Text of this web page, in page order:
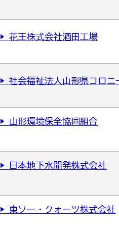
▶ 花王株式会社酒田工場
▶ 社会福祉法人山形県コロニ
▶ 山形環境保全協同組合
▶ 日本地下水開発株式会社
▶ 東ソー・クォーツ株式会社